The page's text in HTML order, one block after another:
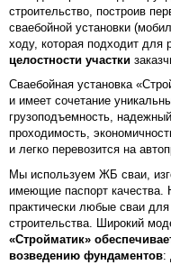
строительство, построив
сваебойной установки
ходу, которая подходит для
целостности участки
Сваебойная установка
и имеет сочетание
грузоподъемность,
проходимость,
и легко перевозится на
Мы используем ЖБ сваи,
имеющие паспорт
практически любые сваи
строительства. Широкий
«Стройматик»
возведению фундаментов: